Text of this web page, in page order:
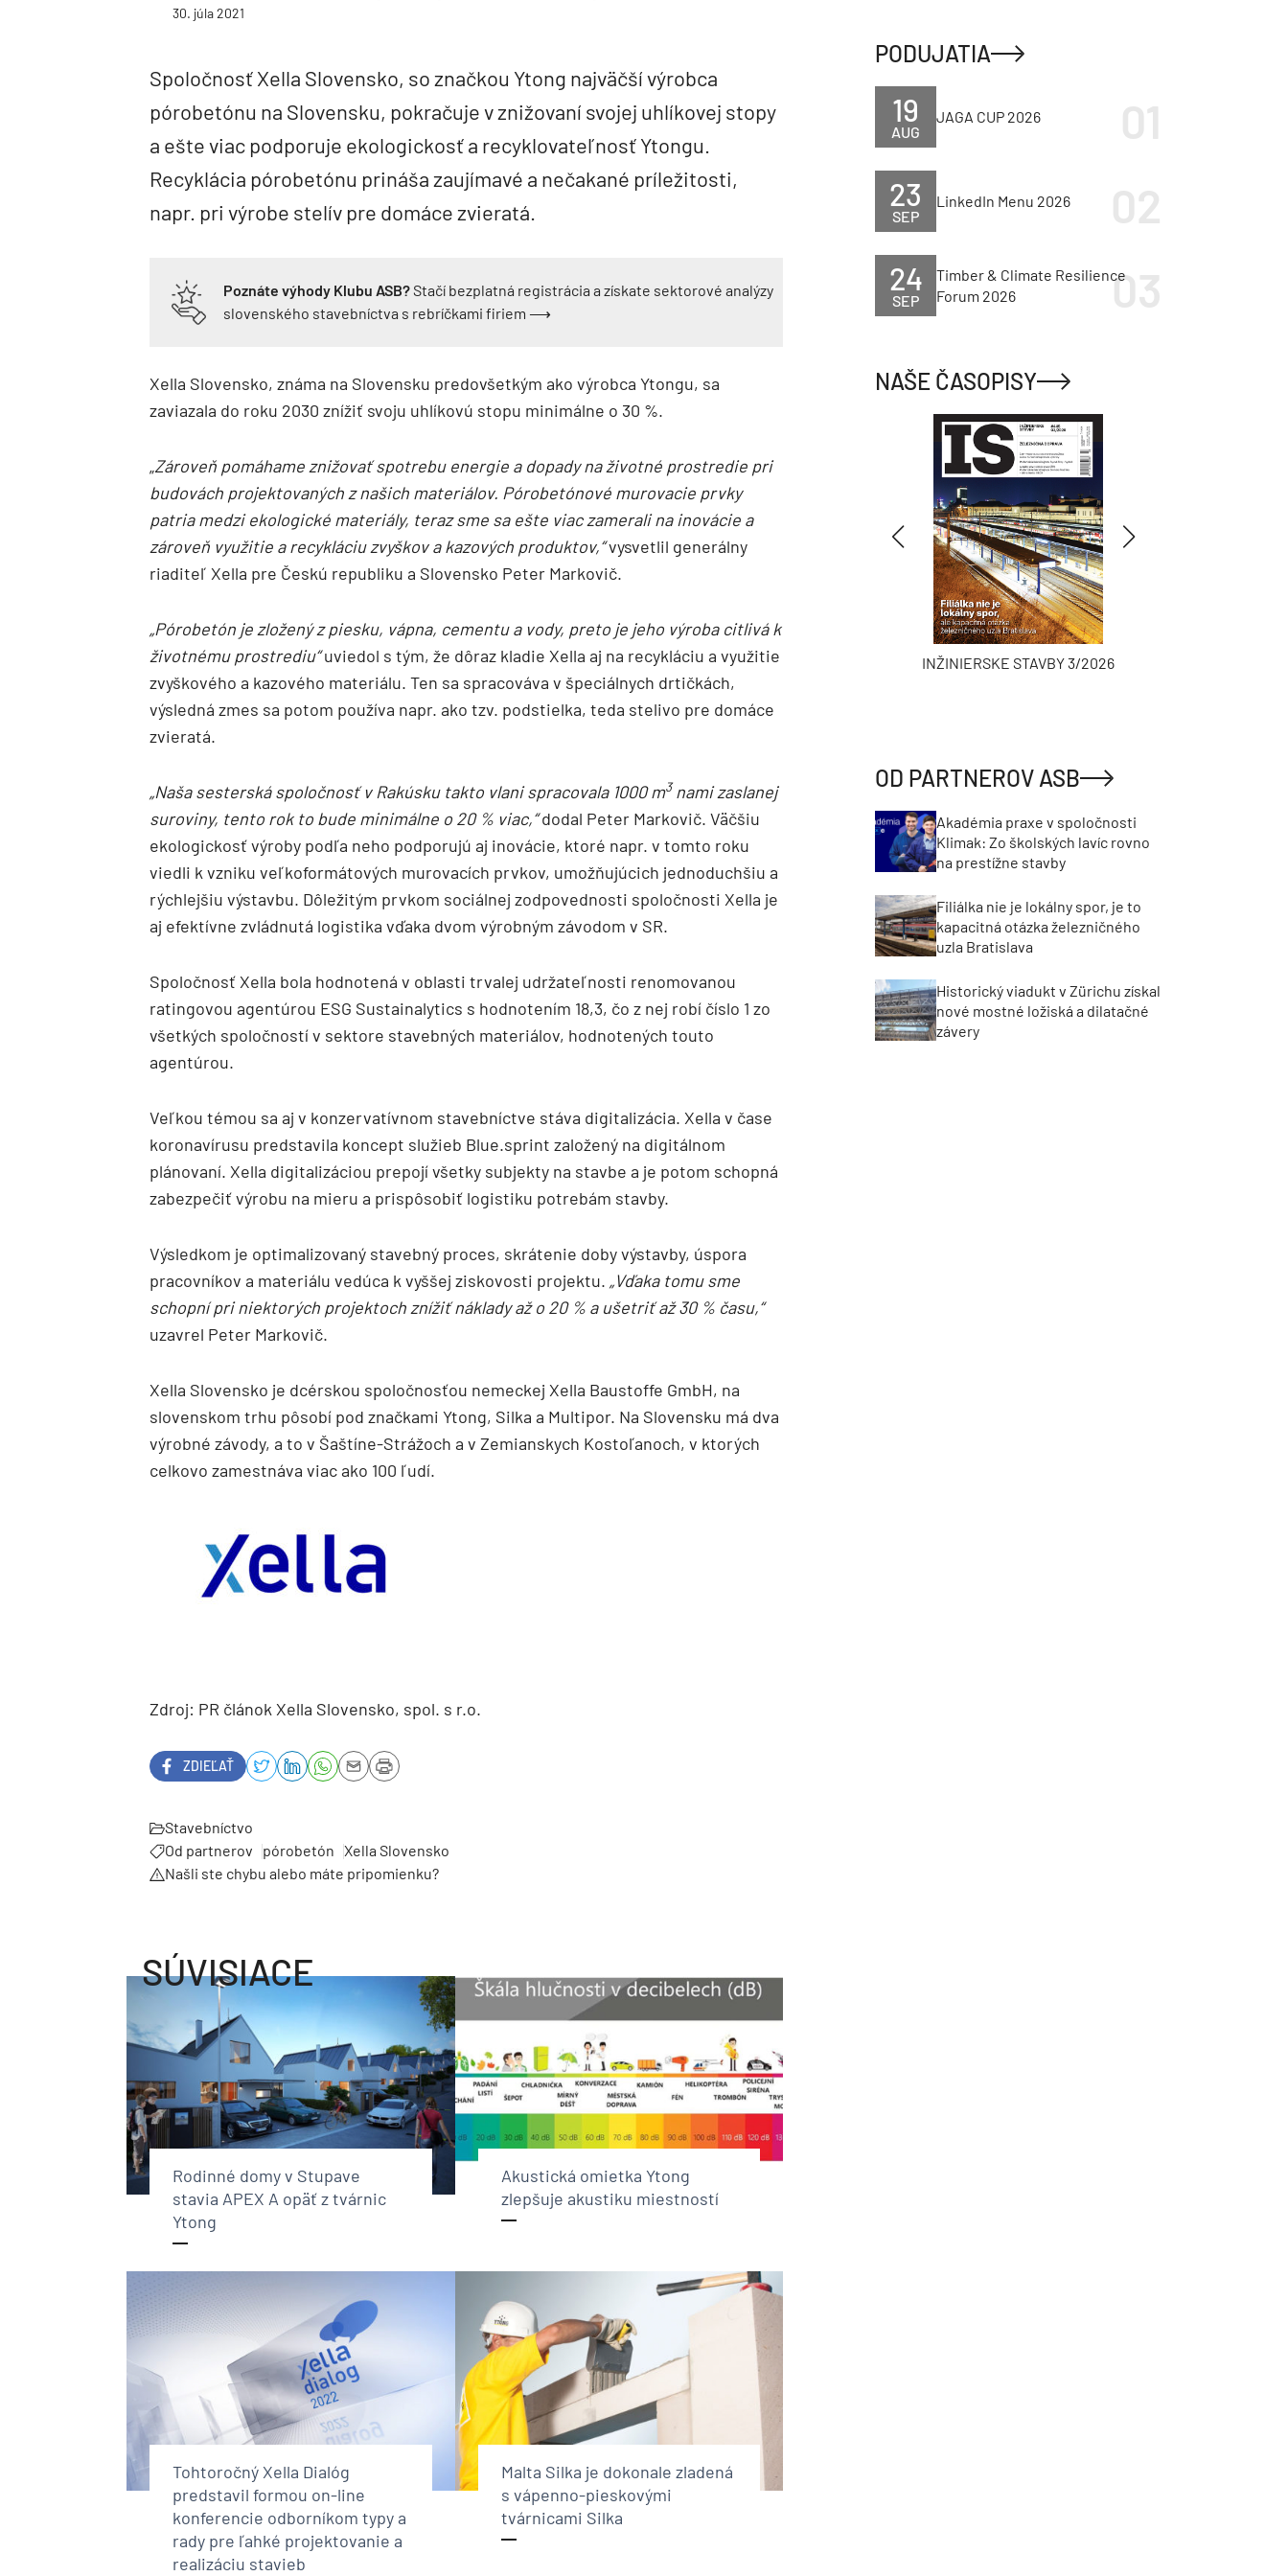
30. júla 2021
Spoločnosť Xella Slovensko, so značkou Ytong najväčší výrobca
pórobetónu na Slovensku, pokračuje v znižovaní svojej uhlíkovej stopy
a ešte viac podporuje ekologickosť a recyklovateľnosť Ytongu.
Recyklácia pórobetónu prináša zaujímavé a nečakané príležitosti,
napr. pri výrobe stelív pre domáce zvieratá.
Poznáte výhody Klubu ASB?Stačí bezplatná registrácia a získate sektorové analýzy
slovenského stavebníctva s rebríčkami firiem ⟶
Xella Slovensko, známa na Slovensku predovšetkým ako výrobca Ytongu, sa
zaviazala do roku 2030 znížiť svoju uhlíkovú stopu minimálne o 30 %.
„Zároveň pomáhame znižovať spotrebu energie a dopady na životné prostredie pri
budovách projektovaných z našich materiálov. Pórobetónové murovacie prvky
patria medzi ekologické materiály, teraz sme sa ešte viac zamerali na inovácie a
zároveň využitie a recykláciu zvyškov a kazových produktov,“vysvetlil generálny
riaditeľ Xella pre Českú republiku a Slovensko Peter Markovič.
„Pórobetón je zložený z piesku, vápna, cementu a vody, preto je jeho výroba citlivá k
životnému prostrediu“uviedol s tým, že dôraz kladie Xella aj na recykláciu a využitie
zvyškového a kazového materiálu. Ten sa spracováva v špeciálnych drtičkách,
výsledná zmes sa potom používa napr. ako tzv. podstielka, teda stelivo pre domáce
zvieratá.
„Naša sesterská spoločnosť v Rakúsku takto vlani spracovala 1000 m3nami zaslanej
suroviny, tento rok to bude minimálne o 20 % viac,“dodal Peter Markovič. Väčšiu
ekologickosť výroby podľa neho podporujú aj inovácie, ktoré napr. v tomto roku
viedli k vzniku veľkoformátových murovacích prvkov, umožňujúcich jednoduchšiu a
rýchlejšiu výstavbu. Dôležitým prvkom sociálnej zodpovednosti spoločnosti Xella je
aj efektívne zvládnutá logistika vďaka dvom výrobným závodom v SR.
Spoločnosť Xella bola hodnotená v oblasti trvalej udržateľnosti renomovanou
ratingovou agentúrou ESG Sustainalytics s hodnotením 18,3, čo z nej robí číslo 1 zo
všetkých spoločností v sektore stavebných materiálov, hodnotených touto
agentúrou.
Veľkou témou sa aj v konzervatívnom stavebníctve stáva digitalizácia. Xella v čase
koronavírusu predstavila koncept služieb Blue.sprint založený na digitálnom
plánovaní. Xella digitalizáciou prepojí všetky subjekty na stavbe a je potom schopná
zabezpečiť výrobu na mieru a prispôsobiť logistiku potrebám stavby.
Výsledkom je optimalizovaný stavebný proces, skrátenie doby výstavby, úspora
pracovníkov a materiálu vedúca k vyššej ziskovosti projektu. „Vďaka tomu sme
schopní pri niektorých projektoch znížiť náklady až o 20 % a ušetriť až 30 % času,“
uzavrel Peter Markovič.
Xella Slovensko je dcérskou spoločnosťou nemeckej Xella Baustoffe GmbH, na
slovenskom trhu pôsobí pod značkami Ytong, Silka a Multipor. Na Slovensku má dva
výrobné závody, a to v Šaštíne-Strážoch a v Zemianskych Kostoľanoch, v ktorých
celkovo zamestnáva viac ako 100 ľudí.
Zdroj: PR článok Xella Slovensko, spol. s r.o.
ZDIEĽAŤ
Stavebníctvo
Od partnerov
pórobetón Xella Slovensko
Našli ste chybu alebo máte pripomienku?
SÚVISIACE
Rodinné domy v Stupave
stavia APEX A opäť z tvárnic
Ytong
Akustická omietka Ytong
zlepšuje akustiku miestností
Tohtoročný Xella Dialóg
predstavil formou on-line
konferencie odborníkom typy a
rady pre ľahké projektovanie a
realizáciu stavieb
Malta Silka je dokonale zladená
s vápenno-pieskovými
tvárnicami Silka
PODUJATIA
AUG
19 JAGA CUP 2026
SEP
23 LinkedIn Menu 2026
SEP
24
Timber & Climate Resilience
Forum 2026
NAŠE ČASOPISY
TZB HAUSTECHNIK 3/2026 INŽINIERSKE STAVBY 3/2026
OD PARTNEROV ASB
Akadémia praxe v spoločnosti
Klimak: Zo školských lavíc rovno
na prestížne stavby
Filiálka nie je lokálny spor, je to
kapacitná otázka železničného
uzla Bratislava
Historický viadukt v Zürichu získal
nové mostné ložiská a dilatačné
závery